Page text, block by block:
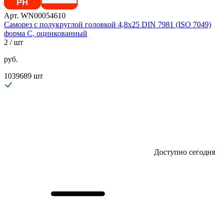
Арт. WN00054610
Саморез с полукруглой головкой 4,8х25 DIN 7981 (ISO 7049)
форма C, оцинкованный
2 / шт
руб.
1039689 шт
Доступно сегодня